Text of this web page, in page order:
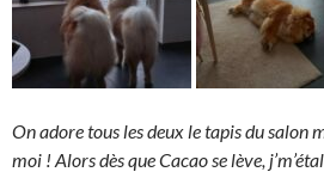
On adore tous les deux le tapis du salon
moi ! Alors dès que Cacao se lève,